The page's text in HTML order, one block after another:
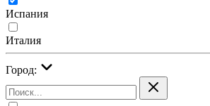
Испания
Италия
Город: